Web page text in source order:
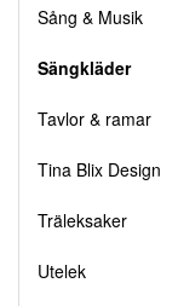
Sång & Musik
Sängkläder
Tavlor & ramar
Tina Blix Design
Träleksaker
Utelek